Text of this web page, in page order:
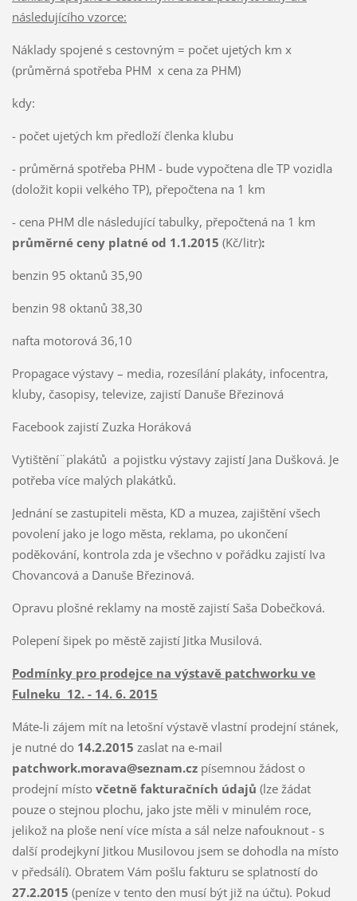
následujícího vzorce:
Náklady spojené s cestovným = počet ujetých km x
(průměrná spotřeba PHM x cena za PHM)
kdy:
- počet ujetých km předloží členka klubu
- průměrná spotřeba PHM - bude vypočtena dle TP vozidla
(doložit kopii velkého TP), přepočtena na 1 km
- cena PHM dle následující tabulky, přepočtená na 1 km
průměrné ceny platné od 1.1.2015 (Kč/litr):
benzin 95 oktanů 35,90
benzin 98 oktanů 38,30
nafta motorová 36,10
Propagace výstavy – media, rozesílání plakáty, infocentra,
kluby, časopisy, televize, zajistí Danuše Březinová
Facebook zajistí Zuzka Horáková
Vytištění¨plakátů a pojistku výstavy zajistí Jana Dušková. Je
potřeba více malých plakátků.
Jednání se zastupiteli města, KD a muzea, zajištění všech
povolení jako je logo města, reklama, po ukončení
poděkování, kontrola zda je všechno v pořádku zajistí Iva
Chovancová a Danuše Březinová.
Opravu plošné reklamy na mostě zajistí Saša Dobečková.
Polepení šipek po městě zajistí Jitka Musilová.
Podmínky pro prodejce na výstavě patchworku ve
Fulneku 12. - 14. 6. 2015
Máte-li zájem mít na letošní výstavě vlastní prodejní stánek,
je nutné do 14.2.2015 zaslat na e-mail
patchwork.morava@seznam.czpísemnou žádost o
prodejní místo včetně fakturačních údajů (lze žádat
pouze o stejnou plochu, jako jste měli v minulém roce,
jelikož na ploše není více místa a sál nelze nafouknout - s
další prodejkyní Jitkou Musilovou jsem se dohodla na místo
v předsálí). Obratem Vám pošlu fakturu se splatností do
27.2.2015 (peníze v tento den musí být již na účtu). Pokud